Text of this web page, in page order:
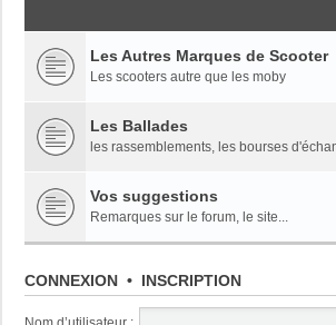
Les Autres Marques de Scooter
Les scooters autre que les moby
Les Ballades
les rassemblements, les bourses
Vos suggestions
Remarques sur le forum, le site...
CONNEXION • INSCRIPTION